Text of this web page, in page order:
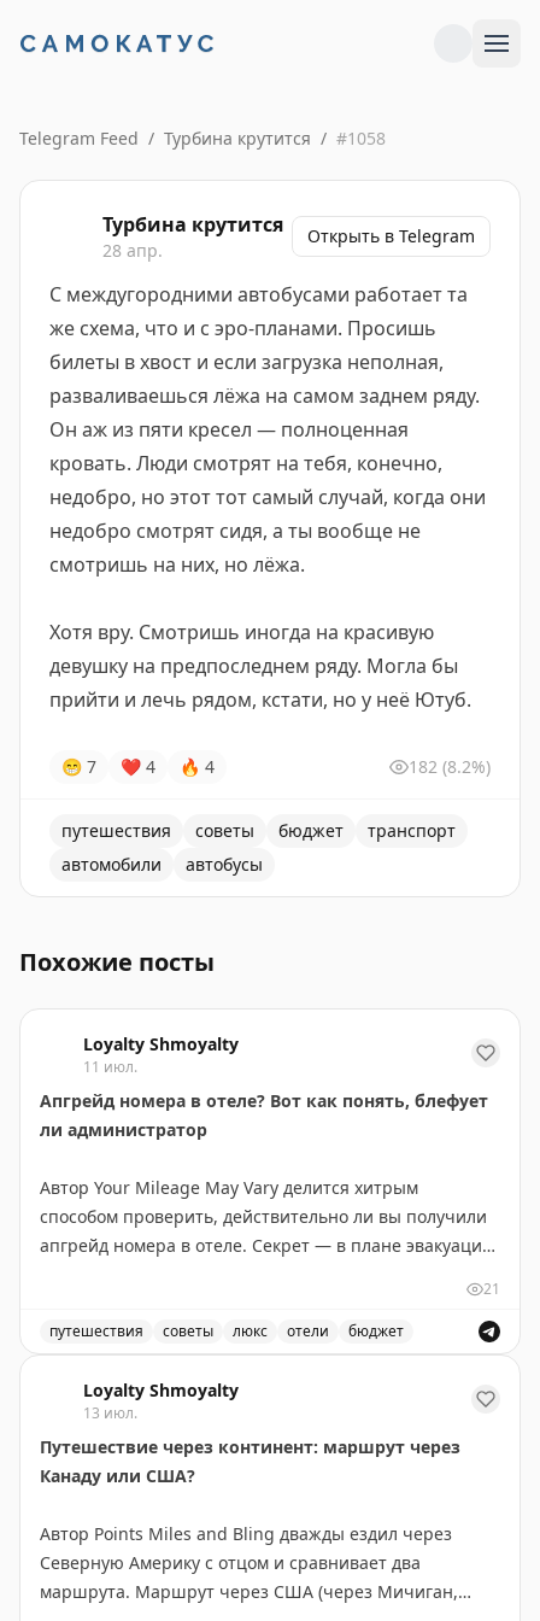
Telegram Feed / Турбина крутится / #1058
Турбина крутится
28 апр.
Открыть в Telegram
С междугородними автобусами работает та
же схема, что и с эро-планами. Просишь
билеты в хвост и если загрузка неполная,
разваливаешься лёжа на самом заднем ряду.
Он аж из пяти кресел — полноценная
кровать. Люди смотрят на тебя, конечно,
недобро, но этот тот самый случай, когда они
недобро смотрят сидя, а ты вообще не
смотришь на них, но лёжа.
Хотя вру. Смотришь иногда на красивую
девушку на предпоследнем ряду. Могла бы
прийти и лечь рядом, кстати, но у неё Ютуб.
😁 7 ❤ 4 🔥 4 182 (8.2%)
путешествия советы бюджет
транспорт
автомобили
автобусы
Похожие посты
Loyalty Shmoyalty
11 июл.
Апгрейд номера в отеле? Вот как понять, блефует
ли администратор
Автор Your Mileage May Vary делится хитрым
способом проверить, действительно ли вы получили
апгрейд номера в отеле. Секрет — в плане эвакуации
позволяет увидеть, где ваш номер находится в
иерархии отеля. В бюджетных отелях (Hyatt Place,
Hampton Inn) апгрейд часто означает всего лишь
несколько дополнительных футов площади или более
высокий этаж. В старых отелях с нестандартной
планировкой различия более заметны. Автор
того, как вас поселили, чтобы понять реальный
размер полученного апгрейда. Иногда отель
действительно дает хороший номер, но часто
21
путешествия советы люкс отели бюджет
Loyalty Shmoyalty
13 июл.
Путешествие через континент: маршрут через
Канаду или США?
Автор Points Miles and Bling дважды ездил через
Северную Америку с отцом и сравнивает два
маршрута. Маршрут через США (через Мичиган,